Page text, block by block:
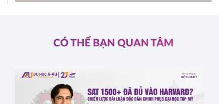
CÓ THỂ BẠN QUAN TÂM